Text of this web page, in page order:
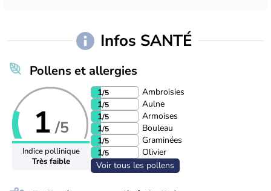
Infos SANTÉ
Pollens et allergies
1 /5
Indice pollinique
Très faible
1/5
Ambroisies
1/5
Aulne
1/5
Armoises
1/5
Bouleau
1/5
Graminées
1/5
Olivier
Voir tous les pollens